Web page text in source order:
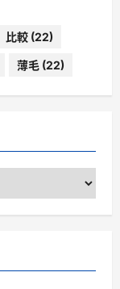
比較 (22)
薄毛 (22)